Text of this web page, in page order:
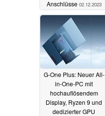
Anschlüsse 02.12.2023
G-One Plus: Neuer All-
in-One-PC mit
hochauflösendem
Display, Ryzen 9 und
dedizierter GPU